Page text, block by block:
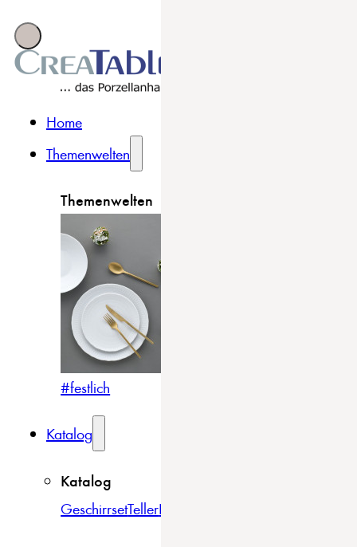
Home
Themenwelten
Themenwelten
#festlich
Katalog
Katalog
GeschirrsetTellerBowls & Schüsseln